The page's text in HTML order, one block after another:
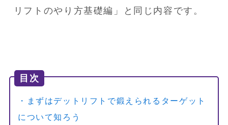
リフトのやり方基礎編」と同じ内容です。
目次
・まずはデットリフトで鍛えられるターゲット
について知ろう